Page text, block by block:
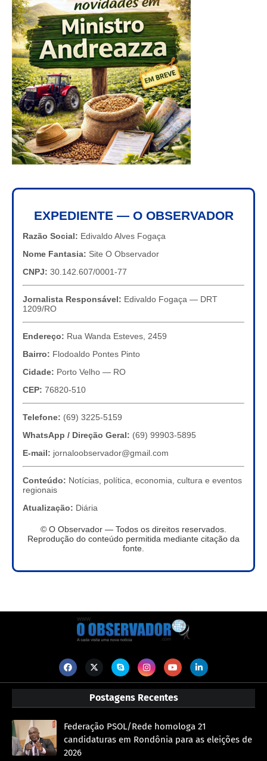
EXPEDIENTE — O OBSERVADOR
Razão Social: Edivaldo Alves Fogaça
Nome Fantasia: Site O Observador
CNPJ: 30.142.607/0001-77
Jornalista Responsável: Edivaldo Fogaça — DRT
1209/RO
Endereço: Rua Wanda Esteves, 2459
Bairro: Flodoaldo Pontes Pinto
Cidade: Porto Velho — RO
CEP: 76820-510
Telefone: (69) 3225-5159
WhatsApp / Direção Geral: (69) 99903-5895
E-mail: jornaloobservador@gmail.com
Conteúdo: Notícias, política, economia, cultura e eventos
regionais
Atualização: Diária
© O Observador — Todos os direitos reservados.
Reprodução do conteúdo permitida mediante citação da
fonte.
Postagens Recentes
Federação PSOL/Rede homologa 21
candidaturas em Rondônia para as eleições de
2026